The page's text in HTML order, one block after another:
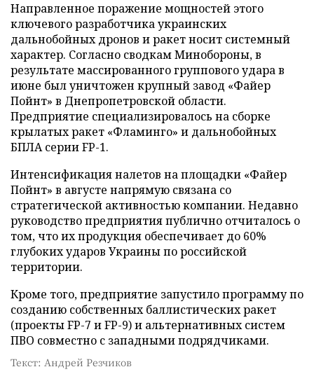
Направленное поражение мощностей этого
ключевого разработчика украинских
дальнобойных дронов и ракет носит системный
характер. Согласно сводкам Минобороны, в
результате массированного группового удара в
июне был уничтожен крупный завод «Файер
Пойнт» в Днепропетровской области.
Предприятие специализировалось на сборке
крылатых ракет «Фламинго» и дальнобойных
БПЛА серии FP-1.
Интенсификация налетов на площадки «Файер
Пойнт» в августе напрямую связана со
стратегической активностью компании. Недавно
руководство предприятия публично отчиталось о
том, что их продукция обеспечивает до 60%
глубоких ударов Украины по российской
территории.
Кроме того, предприятие запустило программу по
созданию собственных баллистических ракет
(проекты FP-7 и FP-9) и альтернативных систем
ПВО совместно с западными подрядчиками.
Текст: Андрей Резчиков